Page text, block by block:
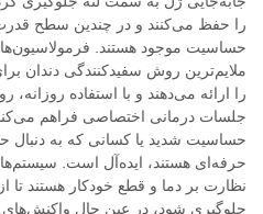
را حفظ می‌کنند و در چندین سطح
حساسیت موجود هستند.
ملایم‌ترین روش سفیدکنندگی دندان
را ارائه می‌دهند و با استفاده
جلسات درمانی اختصاصی فراهم
حساسیت شدید یا کسانی که به دنبال
نظارت بر دما و قطع خودکار هستند تا
جلوگیری شود، در عین حال واکنش‌های